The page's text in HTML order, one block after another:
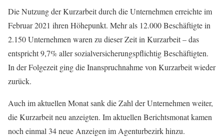
Die Nutzung der Kurzarbeit durch die Unternehmen erreichte im
Februar 2021 ihren Höhepunkt. Mehr als 12.000 Beschäftigte in
2.150 Unternehmen waren zu dieser Zeit in Kurzarbeit – das
entspricht 9,7% aller sozialversicherungspflichtig Beschäftigten.
In der Folgezeit ging die Inanspruchnahme von Kurzarbeit wieder
zurück.
Auch im aktuellen Monat sank die Zahl der Unternehmen weiter,
die Kurzarbeit neu anzeigten. Im aktuellen Berichtsmonat kamen
noch einmal 34 neue Anzeigen im Agenturbezirk hinzu.